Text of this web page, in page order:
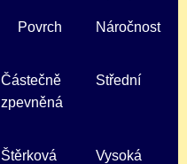
Povrch Náročnost
Částečně
zpevněná
Střední
Štěrková Vysoká